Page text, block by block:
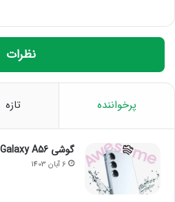
نظرات
پرخواننده تازه
گوشی Galaxy A56 با دوربین بهتر همراه است
6 آبان 1403